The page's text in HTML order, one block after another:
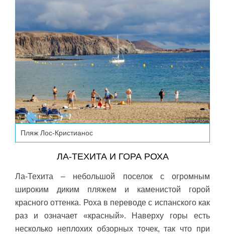
Пляж Лос-Кристианос
ЛА-ТЕХИТА И ГОРА РОХА
Ла-Техита – небольшой поселок с огромным
широким диким пляжем и каменистой горой
красного оттенка. Роха в переводе с испанского как
раз и означает «красный». Наверху горы есть
несколько неплохих обзорных точек, так что при